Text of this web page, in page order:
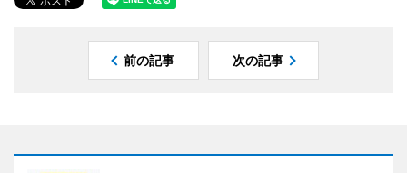
前の記事 次の記事